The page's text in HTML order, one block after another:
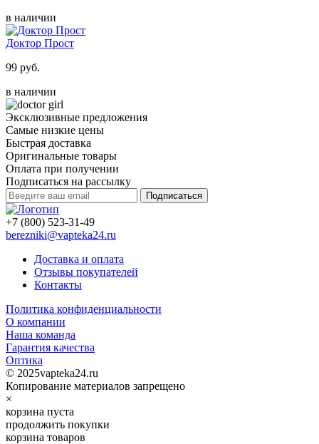
в наличии
Доктор Прост
99 руб.
в наличии
Эксклюзивные предложения
Самые низкие цены
Быстрая доставка
Оригинальные товары
Оплата при получении
Подписаться на рассылку
Подписаться
+7 (800) 523-31-49
berezniki@vapteka24.ru
Доставка и оплата
Отзывы покупателей
Контакты
Политика конфиденциальности
О компании
Наша команда
Гарантия качества
Оптика
© 2025vapteka24.ru
Копирование материалов запрещено
×
корзина пуста
продолжить покупки
корзина товаров